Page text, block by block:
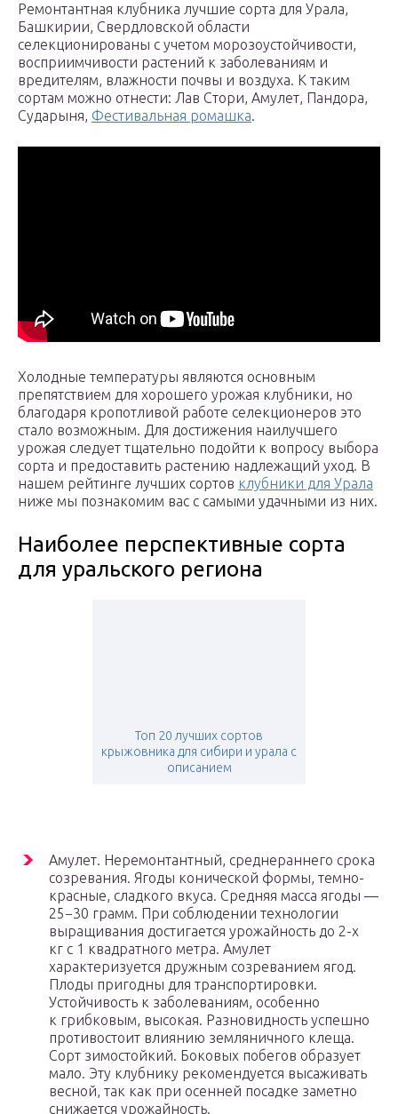
Ремонтантная клубника лучшие сорта для Урала,
Башкирии, Свердловской области
селекционированы с учетом морозоустойчивости,
восприимчивости растений к заболеваниям и
вредителям, влажности почвы и воздуха. К таким
сортам можно отнести: Лав Стори, Амулет, Пандора,
Сударыня, Фестивальная ромашка.
Холодные температуры являются основным
препятствием для хорошего урожая клубники, но
благодаря кропотливой работе селекционеров это
стало возможным. Для достижения наилучшего
урожая следует тщательно подойти к вопросу выбора
сорта и предоставить растению надлежащий уход. В
нашем рейтинге лучших сортов клубники для Урала
ниже мы познакомим вас с самыми удачными из них.
Наиболее перспективные сорта
для уральского региона
Топ 20 лучших сортов
крыжовника для сибири и урала с
описанием
Амулет. Неремонтантный, среднераннего срока
созревания. Ягоды конической формы, темно-
красные, сладкого вкуса. Средняя масса ягоды —
25−30 грамм. При соблюдении технологии
выращивания достигается урожайность до 2-х
кг с 1 квадратного метра. Амулет
характеризуется дружным созреванием ягод.
Плоды пригодны для транспортировки.
Устойчивость к заболеваниям, особенно
к грибковым, высокая. Разновидность успешно
противостоит влиянию земляничного клеща.
Сорт зимостойкий. Боковых побегов образует
мало. Эту клубнику рекомендуется высаживать
весной, так как при осенней посадке заметно
снижается урожайность.